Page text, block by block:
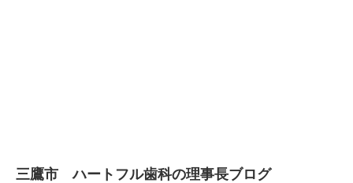
三鷹市 ハートフル歯科の理事長ブログ